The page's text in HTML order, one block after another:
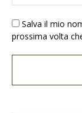
Salva il mio
prossima volta